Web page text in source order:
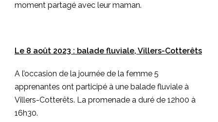
moment partagé avec leur maman.
Le 8 août 2023 : balade fluviale, Villers-Cotterêts
A l’occasion de la journée de la femme 5
apprenantes ont participé à une balade fluviale à
Villers-Cotterêts. La promenade a duré de 12h00 à
16h30.